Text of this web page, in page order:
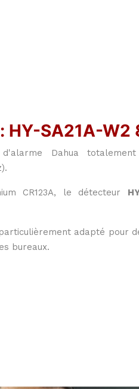
HY-SA21A-W2
d'alarme Dahua
CR123A, le détecteur
adapté pour
bureaux.